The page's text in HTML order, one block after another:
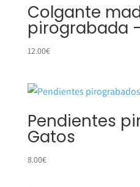
Colgante
pirograbada
12.00€
Pendientes
Gatos
8.00€